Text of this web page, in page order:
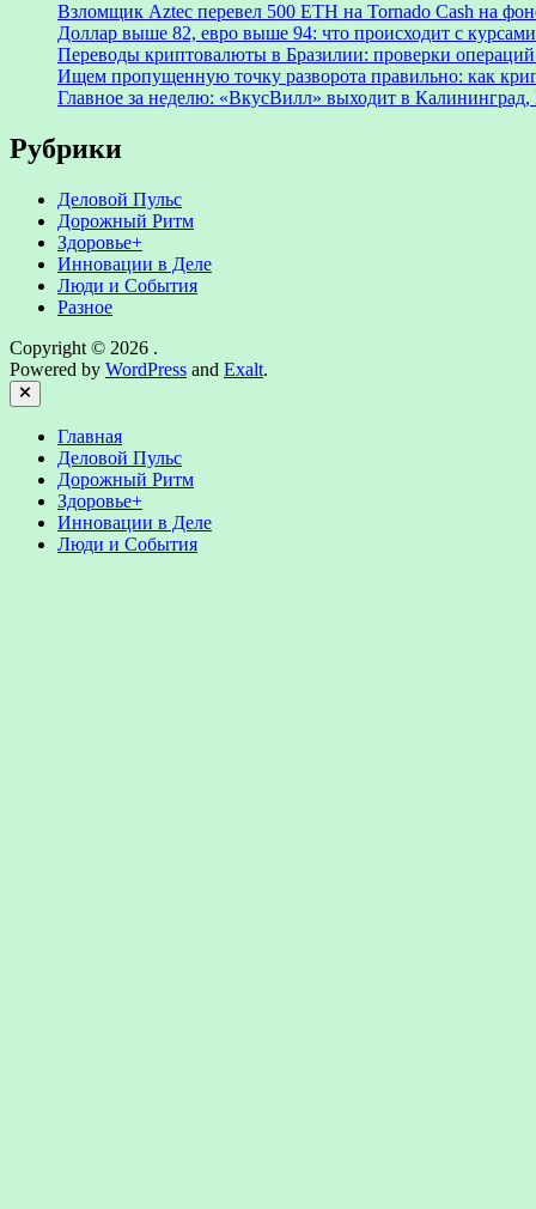
Взломщик Aztec перевел 500 ETH на Tornado Cash на
Доллар выше 82, евро выше 94: что происходит с
Переводы криптовалюты в Бразилии: проверки
Ищем пропущенную точку разворота правильно: как
Главное за неделю: «ВкусВилл» выходит в
Рубрики
Деловой Пульс
Дорожный Ритм
Здоровье+
Инновации в Деле
Люди и События
Разное
Copyright © 2026 .
Powered by WordPress and Exalt.
Close
Главная
Деловой Пульс
Дорожный Ритм
Здоровье+
Инновации в Деле
Люди и События